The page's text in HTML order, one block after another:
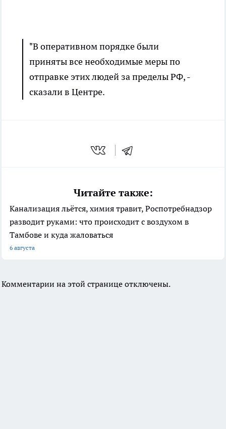
"В оперативном порядке были
приняты все необходимые меры по
отправке этих людей за пределы РФ, -
сказали в Центре.
Читайте также:
Канализация льётся, химия травит, Роспотребнадзор
разводит руками: что происходит с воздухом в
Тамбове и куда жаловаться
6 августа
Комментарии на этой странице отключены.